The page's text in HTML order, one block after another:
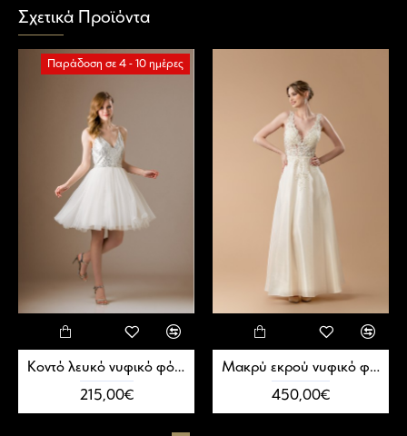
Σχετικά Προϊόντα
Παράδοση σε 4 - 10 ημέρες
Κοντό λευκό νυφικό φόρεμα
215,00€
Μακρύ εκρού νυφικό φόρεμα
450,00€